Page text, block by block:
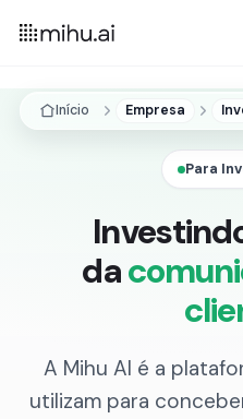
Início Empresa
Para
da
A Mihu AI é a
utilizam para